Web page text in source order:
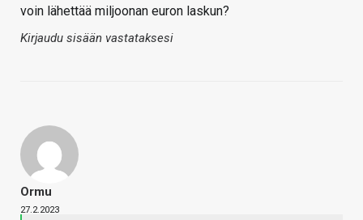
voin lähettää miljoonan euron laskun?
Kirjaudu sisään vastataksesi
Ormu
27.2.2023